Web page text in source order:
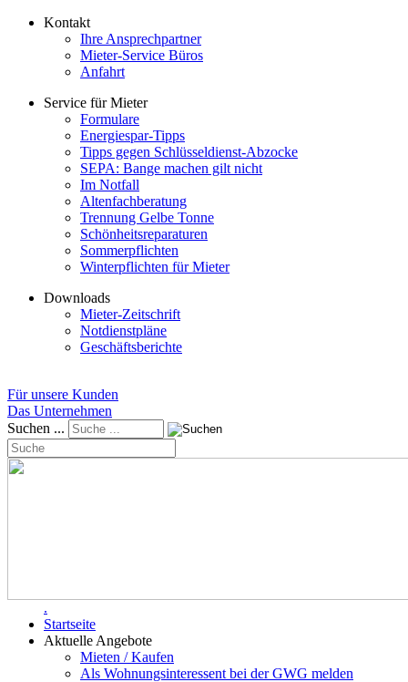
Kontakt
Ihre Ansprechpartner
Mieter-Service Büros
Anfahrt
Service für Mieter
Formulare
Energiespar-Tipps
Tipps gegen Schlüsseldienst-Abzocke
SEPA: Bange machen gilt nicht
Im Notfall
Altenfachberatung
Trennung Gelbe Tonne
Schönheitsreparaturen
Sommerpflichten
Winterpflichten für Mieter
Downloads
Mieter-Zeitschrift
Notdienstpläne
Geschäftsberichte
Für unsere Kunden
Das Unternehmen
Suchen ...
.
Startseite
Aktuelle Angebote
Mieten / Kaufen
Als Wohnungsinteressent bei der GWG melden